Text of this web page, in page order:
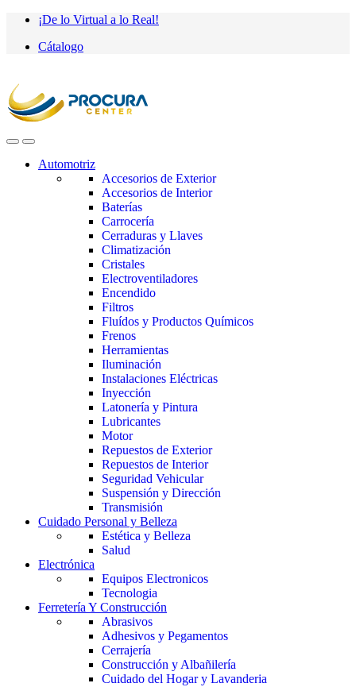
Saltar
navegación
saltar
contenido
¡De lo Virtual a lo Real!
Cátalogo
Automotriz
Accesorios de Exterior
Accesorios de Interior
Baterías
Carrocería
Cerraduras y Llaves
Climatización
Cristales
Electroventiladores
Encendido
Filtros
Fluídos y Productos Químicos
Frenos
Herramientas
Iluminación
Instalaciones Eléctricas
Inyección
Latonería y Pintura
Lubricantes
Motor
Repuestos de Exterior
Repuestos de Interior
Seguridad Vehicular
Suspensión y Dirección
Transmisión
Cuidado Personal y Belleza
Estética y Belleza
Salud
Electrónica
Equipos Electronicos
Tecnologia
Ferretería Y Construcción
Abrasivos
Adhesivos y Pegamentos
Cerrajería
Construcción y Albañilería
Cuidado del Hogar y Lavanderia